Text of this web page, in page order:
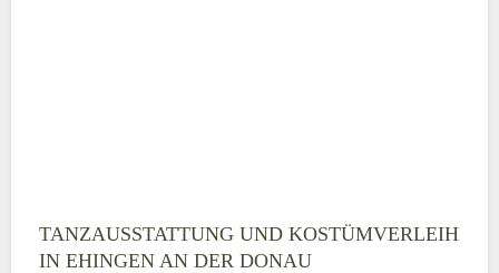
TANZAUSSTATTUNG UND KOSTÜMVERLEIH
IN EHINGEN AN DER DONAU